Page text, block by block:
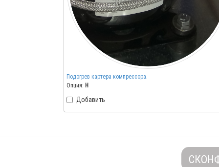
Подогрев картера компрессора.
Опция: H
Добавить